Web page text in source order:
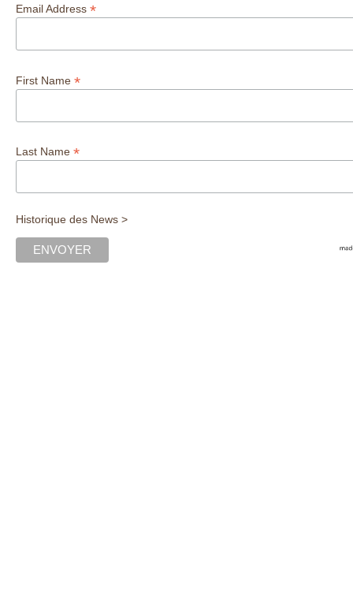
Email Address *
First Name *
Last Name *
Historique des News >